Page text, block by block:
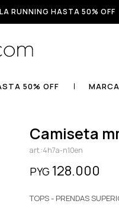
RUNNING HASTA 50% OFF
50% OFF
camiseta
4h7a-n10en
PYG 128.000
TOPS - PRENDAS